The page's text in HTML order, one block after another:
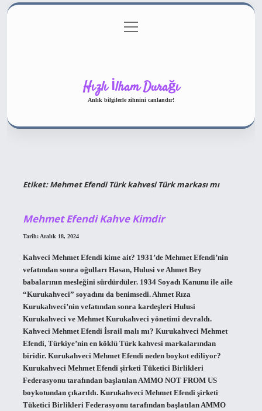
Gizlilik Politikası
menüyü
aç
Hızlı İlham Durağı
Anlık bilgilerle zihnini canlandır!
Etiket:Mehmet Efendi Türk kahvesi Türk markası mı
Mehmet Efendi Kahve Kimdir
Tarih: Aralık 18, 2024
Kahveci Mehmet Efendi kime ait? 1931’de Mehmet Efendi’nin
vefatından sonra oğulları Hasan, Hulusi ve Ahmet Bey
babalarının mesleğini sürdürdüler. 1934 Soyadı Kanunu ile aile
“Kurukahveci” soyadını da benimsedi. Ahmet Rıza
Kurukahveci’nin vefatından sonra kardeşleri Hulusi
Kurukahveci ve Mehmet Kurukahveci yönetimi devraldı.
Kahveci Mehmet Efendi İsrail malı mı? Kurukahveci Mehmet
Efendi, Türkiye’nin en köklü Türk kahvesi markalarından
biridir. Kurukahveci Mehmet Efendi neden boykot ediliyor?
Kurukahveci Mehmet Efendi şirketi Tüketici Birlikleri
Federasyonu tarafından başlatılan AMMO NOT FROM US
boykotundan çıkarıldı. Kurukahveci Mehmet Efendi şirketi
Tüketici Birlikleri Federasyonu tarafından başlatılan AMMO